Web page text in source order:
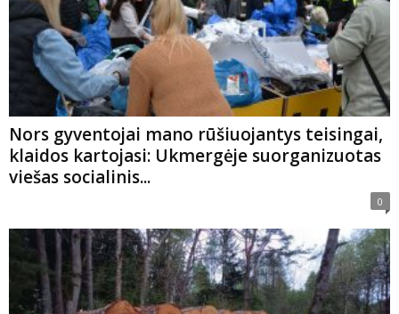
Nors gyventojai mano rūšiuojantys teisingai,
klaidos kartojasi: Ukmergėje suorganizuotas
viešas socialinis...
0